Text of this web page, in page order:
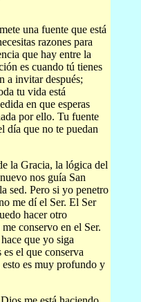
una fuente que está
razones para
que hay entre la
es cuando tú tienes
a invitar después;
tu vida está
en que esperas
por ello. Tu fuente
día que no te puedan
la Gracia, la lógica del
nos guía San
sed. Pero si yo penetro
me dí el Ser. El Ser
hacer otro
conservo en el Ser.
que yo siga
el que conserva
esto es muy profundo y